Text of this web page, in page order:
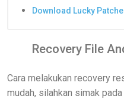
Download Lucky
Recovery File
Cara melakukan recovery
mudah, silahkan simak